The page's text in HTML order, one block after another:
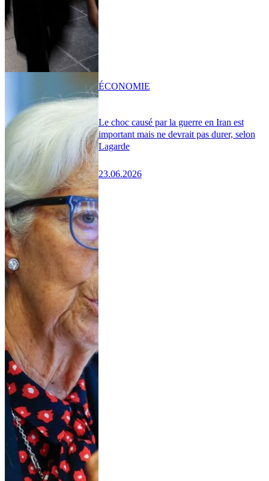
Le choc causé par la guerre en Iran est
important mais ne devrait pas durer, selon
Lagarde
23.06.2026
ÉCONOMIE